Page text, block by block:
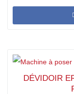
DÉVIDOIR